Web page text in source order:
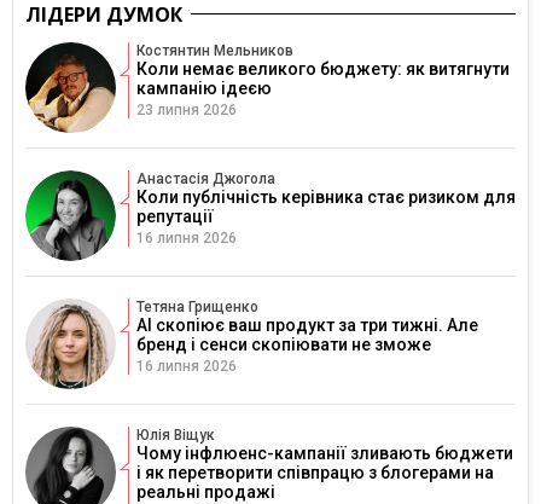
ЛІДЕРИ ДУМОК
Костянтин Мельников
Коли немає великого бюджету: як витягнути
кампанію ідеєю
23 липня 2026
Анастасія Джогола
Коли публічність керівника стає ризиком для
репутації
16 липня 2026
Тетяна Грищенко
AI скопіює ваш продукт за три тижні. Але
бренд і сенси скопіювати не зможе
16 липня 2026
Юлія Віщук
Чому інфлюенс-кампанії зливають бюджети
і як перетворити співпрацю з блогерами на
реальні продажі